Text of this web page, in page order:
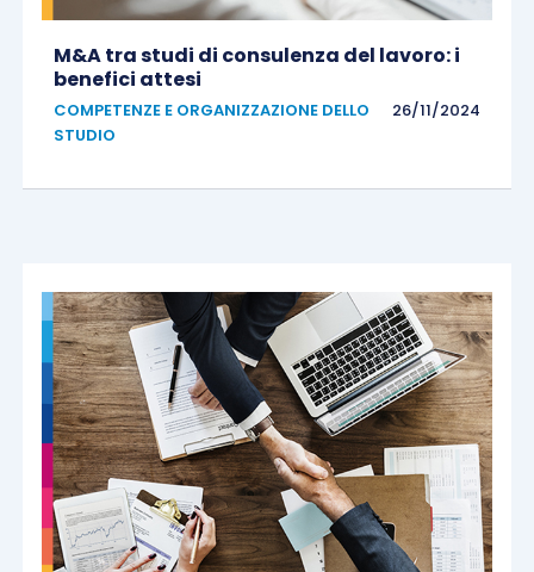
M&A tra studi di consulenza del lavoro: i
benefici attesi
COMPETENZE E ORGANIZZAZIONE DELLO
STUDIO
26/11/2024